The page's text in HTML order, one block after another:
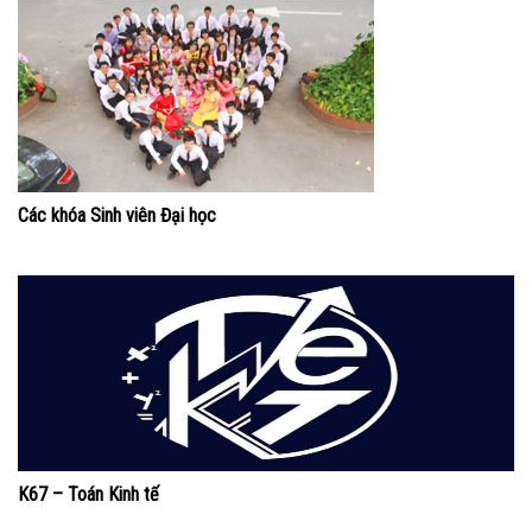
Các khóa Sinh viên Đại học
K67 – Toán Kinh tế